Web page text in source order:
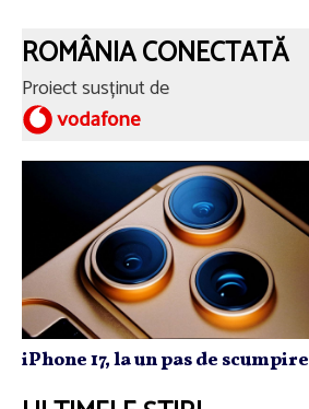
ROMÂNIA CONECTATĂ
Proiect susținut de
iPhone 17, la un pas de scumpire